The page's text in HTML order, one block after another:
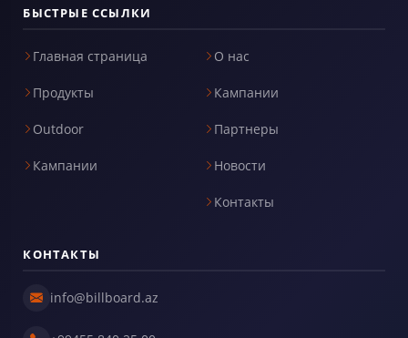
БЫСТРЫЕ ССЫЛКИ
Главная страница
Продукты
Outdoor
Кампании
О нас
Кампании
Партнеры
Новости
Контакты
КОНТАКТЫ
info@billboard.az